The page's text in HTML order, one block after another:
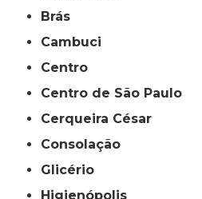
Brás
Cambuci
Centro
Centro de São Paulo
Cerqueira César
Consolação
Glicério
Higienópolis